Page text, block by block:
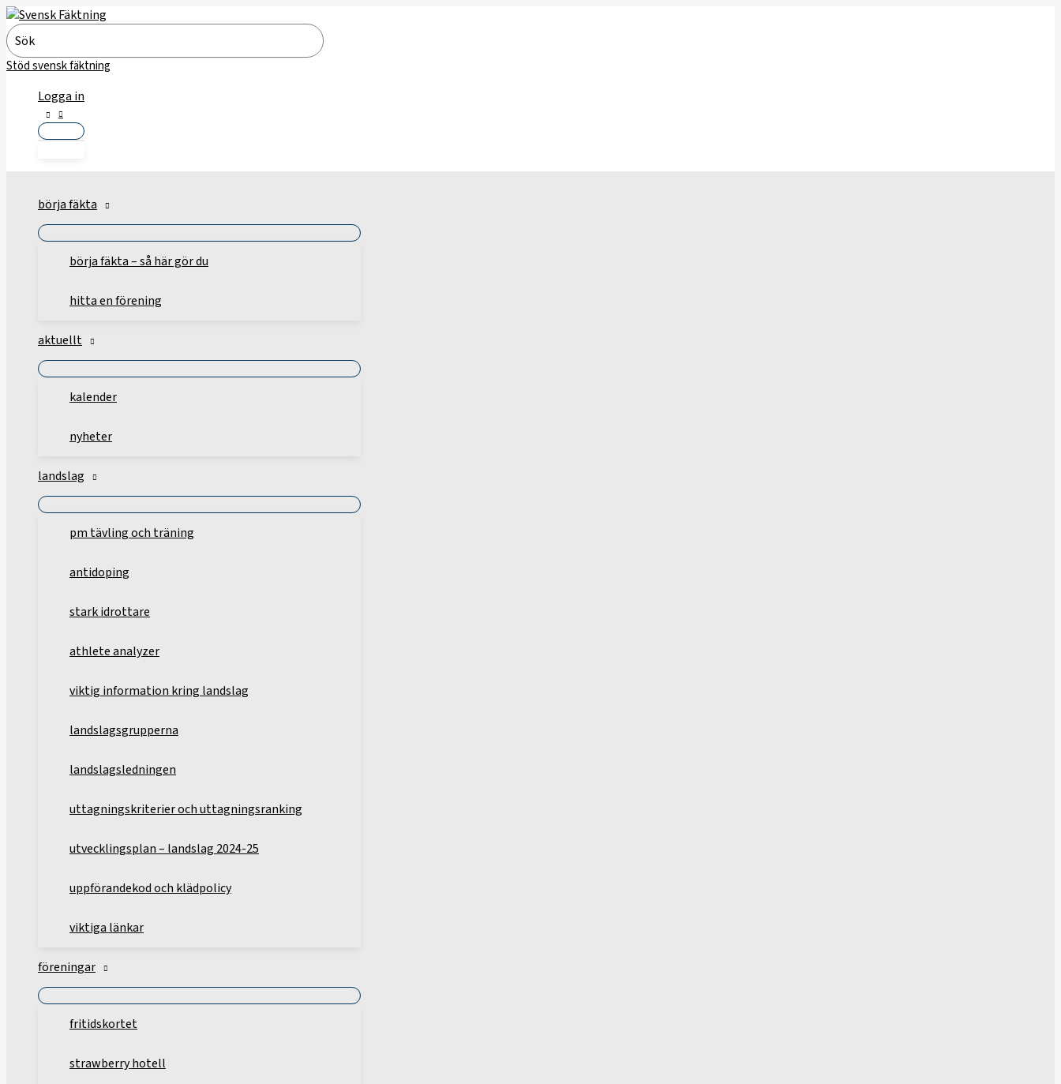
Hoppa
till
innehåll
Search
for:
Stöd svensk fäktning
Logga in
börja fäkta
börja fäkta – så här gör du
hitta en förening
aktuellt
kalender
nyheter
landslag
pm tävling och träning
antidoping
stark idrottare
athlete analyzer
viktig information kring landslag
landslagsgrupperna
landslagsledningen
uttagningskriterier och uttagningsranking
utvecklingsplan – landslag 2024-25
uppförandekod och klädpolicy
viktiga länkar
föreningar
fritidskortet
strawberry hotell